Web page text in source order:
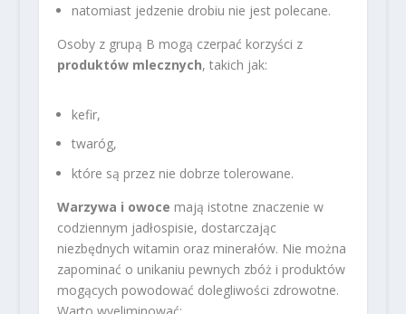
natomiast jedzenie drobiu nie jest polecane.
Osoby z grupą B mogą czerpać korzyści z
produktów mlecznych, takich jak:
kefir,
twaróg,
które są przez nie dobrze tolerowane.
Warzywa i owoce mają istotne znaczenie w
codziennym jadłospisie, dostarczając
niezbędnych witamin oraz minerałów. Nie można
zapominać o unikaniu pewnych zbóż i produktów
mogących powodować dolegliwości zdrowotne.